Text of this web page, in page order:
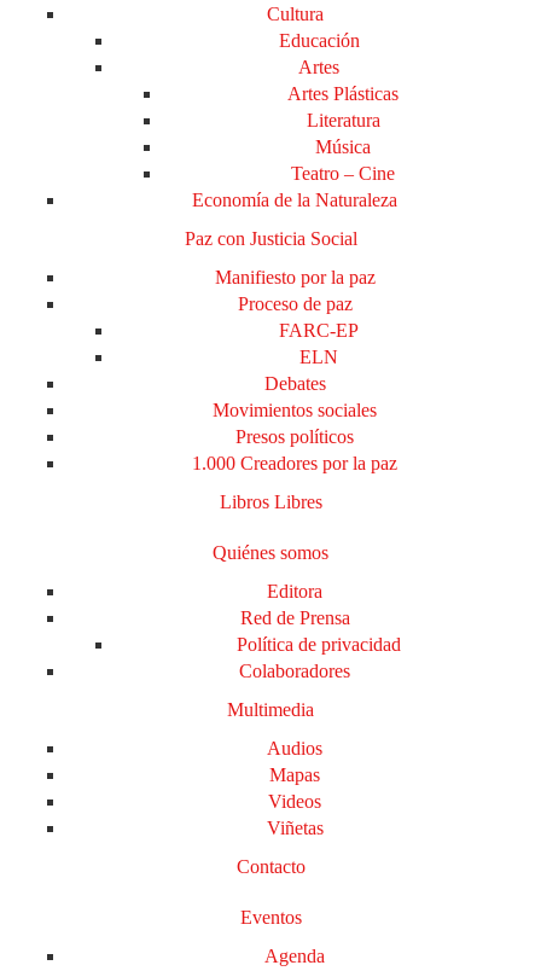
Cultura
Educación
Artes
Artes Plásticas
Literatura
Música
Teatro – Cine
Economía de la Naturaleza
Paz con Justicia Social
Manifiesto por la paz
Proceso de paz
FARC-EP
ELN
Debates
Movimientos sociales
Presos políticos
1.000 Creadores por la paz
Libros Libres
Quiénes somos
Editora
Red de Prensa
Política de privacidad
Colaboradores
Multimedia
Audios
Mapas
Videos
Viñetas
Contacto
Eventos
Agenda